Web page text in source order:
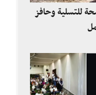
للتسلية وحافز